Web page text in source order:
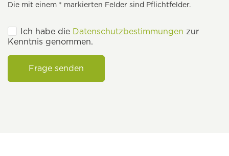
Die mit einem * markierten Felder sind Pflichtfelder.
Ich habe die Datenschutzbestimmungen zur
Kenntnis genommen.
Frage senden